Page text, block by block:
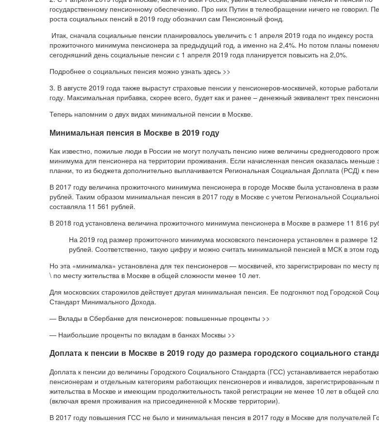
государственному пенсионному обеспечению. Про них Путин в телеобращении ничего не говорил.
роста социальных пенсий в 2019 году обозначил сам Пенсионный фонд.
Итак, сначала социальные пенсии планировалось увеличить с 1 апреля 2019 года по индексу роста
прожиточного минимума пенсионера за предыдущий год, а именно на 2,4%. Но потом планы
сегодняшний день социальные пенсии с 1 апреля 2019 года планируется повысить на 2,0%.
Подробнее о социальных пенсия можно узнать здесь >>
3. В августе 2019 года также вырастут страховые пенсии у пенсионеров-москвичей, которые
году. Максимальная прибавка, скорее всего, будет как и ранее – денежный эквивалент трех
Теперь напомним о двух видах минимальной пенсии в Москве.
Минимальная пенсия в Москве в 2019 году
Как известно, пожилые люди в России не могут получать пенсию ниже величины среднегодового
минимума для пенсионера на территории проживания. Если начисленная пенсия оказалась меньше
планки, то из бюджета дополнительно выплачивается Региональная Социальная Доплата (РСД) к
В 2017 году величина прожиточного минимума пенсионера в городе Москве была установлена в
рублей. Таким образом минимальная пенсия в 2017 году в Москве с учетом Региональной
составляла 11 561 рублей.
В 2018 год установлена величина прожиточного минимума пенсионера в Москве в размере 11 816
На 2019 год размер прожиточного минимума московского пенсионера установлен в размере
рублей. Соответственно, такую цифру и можно считать минимальной пенсией в МСК в этом
Но эта «минималка» установлена для тех пенсионеров — москвичей, кто зарегистрирован по месту
\ по месту жительства в Москве в общей сложности менее 10 лет.
Для московских старожилов действует другая минимальная пенсия. Ее подгоняют под Городской
Стандарт Минимального Дохода.
— Вклады в Сбербанке для пенсионеров: повышенные проценты >>
— Наибольшие проценты по вкладам в банках Москвы >>
Доплата к пенсии в Москве в 2019 году до размера городского социального
Доплата к пенсии до величины Городского Социального Стандарта (ГСС) устанавливается
пенсионерам и отдельным категориям работающих пенсионеров и инвалидов, зарегистрированным
жительства в Москве и имеющим продолжительность такой регистрации не менее 10 лет в общей
(включая время проживания на присоединенной к Москве территории).
В 2017 году повышения ГСС не было и минимальная пенсия в 2017 году в Москве для получателей